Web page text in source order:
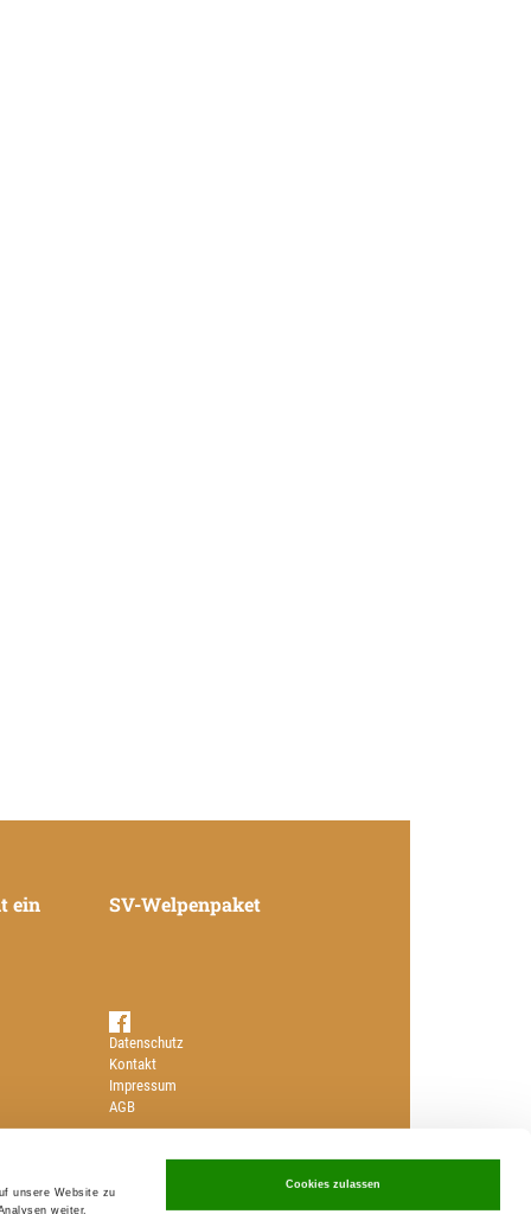
unsere Website zu
weiter.
Cookies zulassen
ein SV-Welpenpaket
Datenschutz
Kontakt
Impressum
AGB
Züchter Deutscher Schäferhunde
Deutsche Schäferhundwelpen